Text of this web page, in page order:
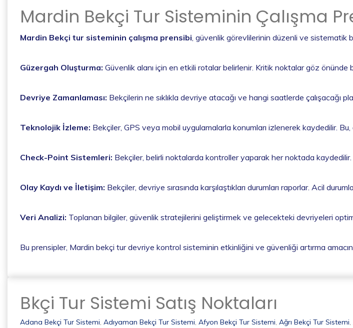
Mardin Bekçi Tur Sisteminin Çalışma
Mardin Bekçi tur sisteminin çalışma prensibi , güvenlik görevlilerinin düzenli ve sistematik
Güzergah Oluşturma: Güvenlik alanı için en etkili rotalar belirlenir. Kritik noktalar göz önünde
Devriye Zamanlaması: Bekçilerin ne sıklıkla devriye atacağı ve hangi saatlerde çalışacağı
Teknolojik İzleme: Bekçiler, GPS veya mobil uygulamalarla konumları izlenerek kaydedilir.
Check-Point Sistemleri: Bekçiler, belirli noktalarda kontroller yaparak her noktada
Olay Kaydı ve İletişim: Bekçiler, devriye sırasında karşılaştıkları durumları raporlar. Acil
Veri Analizi: Toplanan bilgiler, güvenlik stratejilerini geliştirmek ve gelecekteki devriyeleri
Bu prensipler, Mardin bekçi tur devriye kontrol sisteminin etkinliğini ve güvenliği artırma
Bkçi Tur Sistemi Satış Noktaları
Adana Bekçi Tur Sistemi, Adıyaman Bekçi Tur Sistemi, Afyon Bekçi Tur Sistemi, Ağrı Bekçi Tur Sistemi,